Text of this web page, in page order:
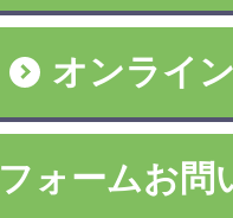
オンライ
フォームお問